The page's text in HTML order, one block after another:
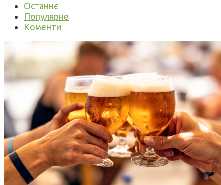
Останнє
Популярне
Коменти